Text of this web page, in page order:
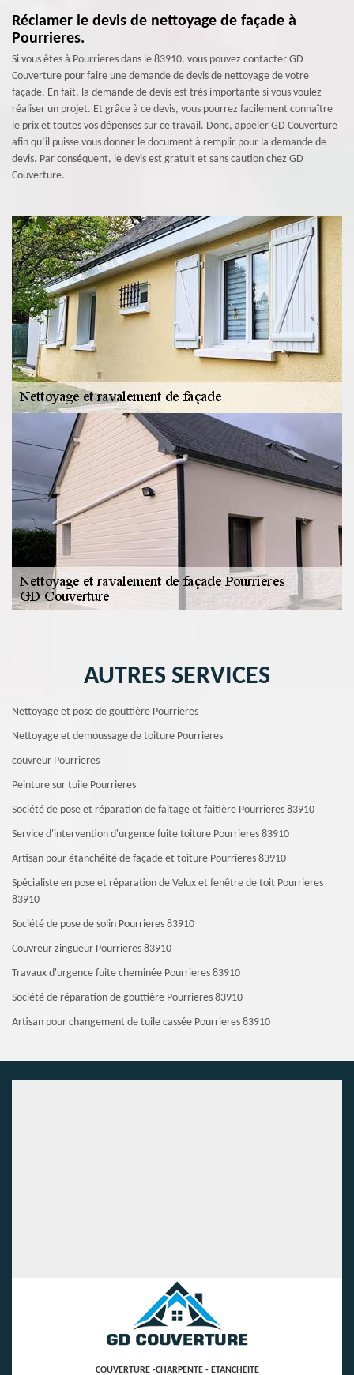
Réclamer le devis de nettoyage de façade à
Pourrieres.
Si vous êtes à Pourrieres dans le 83910, vous pouvez contacter GD
Couverture pour faire une demande de devis de nettoyage de votre
façade. En fait, la demande de devis est très importante si vous voulez
réaliser un projet. Et grâce à ce devis, vous pourrez facilement connaître
le prix et toutes vos dépenses sur ce travail. Donc, appeler GD Couverture
afin qu’il puisse vous donner le document à remplir pour la demande de
devis. Par conséquent, le devis est gratuit et sans caution chez GD
Couverture.
AUTRES SERVICES
Nettoyage et pose de gouttière Pourrieres
Nettoyage et demoussage de toiture Pourrieres
couvreur Pourrieres
Peinture sur tuile Pourrieres
Société de pose et réparation de faitage et faitière Pourrieres 83910
Service d'intervention d'urgence fuite toiture Pourrieres 83910
Artisan pour étanchéité de façade et toiture Pourrieres 83910
Spécialiste en pose et réparation de Velux et fenêtre de toit Pourrieres
83910
Société de pose de solin Pourrieres 83910
Couvreur zingueur Pourrieres 83910
Travaux d'urgence fuite cheminée Pourrieres 83910
Société de réparation de gouttière Pourrieres 83910
Artisan pour changement de tuile cassée Pourrieres 83910
COUVERTURE -CHARPENTE - ETANCHEITE